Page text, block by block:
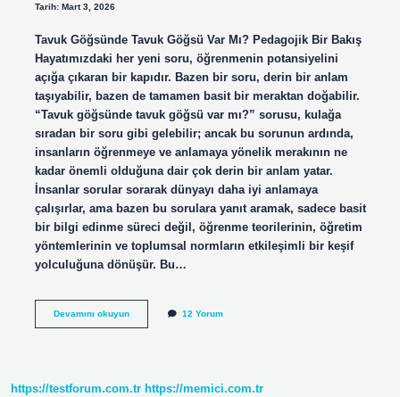
Tarih: Mart 3, 2026
Tavuk Göğsünde Tavuk Göğsü Var Mı? Pedagojik Bir Bakış
Hayatımızdaki her yeni soru, öğrenmenin potansiyelini
açığa çıkaran bir kapıdır. Bazen bir soru, derin bir anlam
taşıyabilir, bazen de tamamen basit bir meraktan doğabilir.
“Tavuk göğsünde tavuk göğsü var mı?” sorusu, kulağa
sıradan bir soru gibi gelebilir; ancak bu sorunun ardında,
insanların öğrenmeye ve anlamaya yönelik merakının ne
kadar önemli olduğuna dair çok derin bir anlam yatar.
İnsanlar sorular sorarak dünyayı daha iyi anlamaya
çalışırlar, ama bazen bu sorulara yanıt aramak, sadece basit
bir bilgi edinme süreci değil, öğrenme teorilerinin, öğretim
yöntemlerinin ve toplumsal normların etkileşimli bir keşif
yolculuğuna dönüşür. Bu…
Devamını okuyunTavuk
?
12 Yorum
https://testforum.com.tr https://memici.com.tr